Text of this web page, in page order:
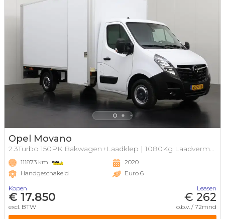
Opel Movano
2.3Turbo 150PK Bakwagen+Laadklep | 1080Kg Laadvermogen
111873 km
Handgeschakeld
2020
Euro 6
Kopen
€ 17.850
excl. BTW
Leasen
€ 262
o.b.v. / 72mnd